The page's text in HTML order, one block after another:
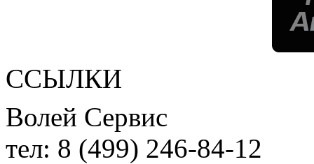
ССЫЛКИ
Волей Сервис
тел: 8 (499) 246-84-12